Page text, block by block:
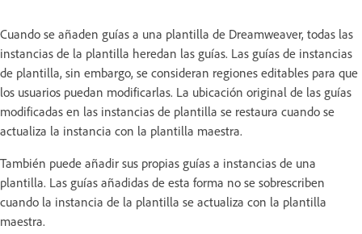
Cuando se añaden guías a una plantilla de Dreamweaver, todas las
instancias de la plantilla heredan las guías. Las guías de instancias
de plantilla, sin embargo, se consideran regiones editables para que
los usuarios puedan modificarlas. La ubicación original de las guías
modificadas en las instancias de plantilla se restaura cuando se
actualiza la instancia con la plantilla maestra.
También puede añadir sus propias guías a instancias de una
plantilla. Las guías añadidas de esta forma no se sobrescriben
cuando la instancia de la plantilla se actualiza con la plantilla
maestra.